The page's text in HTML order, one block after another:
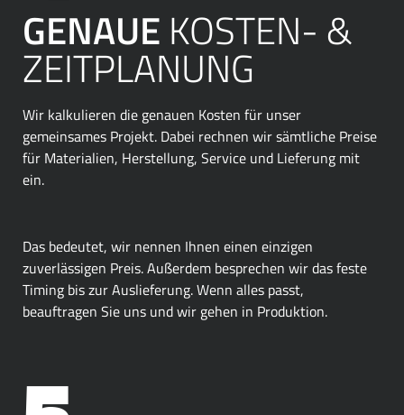
GENAUE KOSTEN- &
ZEITPLANUNG
Wir kalkulieren die genauen Kosten für unser
gemeinsames Projekt. Dabei rechnen wir sämtliche Preise
für Materialien, Herstellung, Service und Lieferung mit
ein.
Das bedeutet, wir nennen Ihnen einen einzigen
zuverlässigen Preis. Außerdem besprechen wir das feste
Timing bis zur Auslieferung. Wenn alles passt,
beauftragen Sie uns und wir gehen in Produktion.